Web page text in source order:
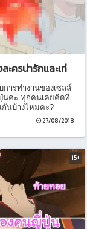
ะครน่ารักและเท่
การทำงานของเซลล์
นค่ะ ทุกคนเคยคิดที่
กันบ้างไหมคะ?
27/08/2018
15+